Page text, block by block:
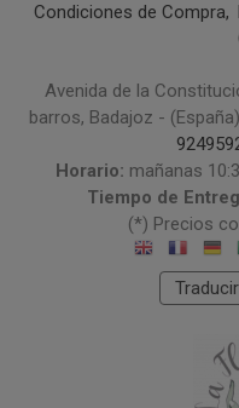
Condiciones de Compra
Avenida de la
barros, Badajoz -
Horario: mañanas
Tiempo de
(*) Precios